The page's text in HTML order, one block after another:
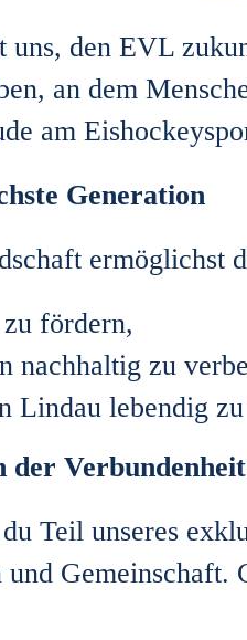
den EVL
an dem
am
Generation
ermöglichst
fördern,
nachhaltig zu
Lindau lebendig
der Verbundenheit
Teil unseres
Gemeinschaft.